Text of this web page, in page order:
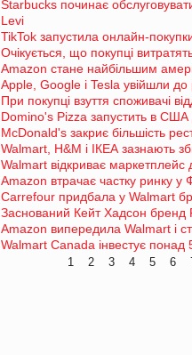
Starbucks починає
Levi
TikTok запустила онлайн-
Очікується, що покупці
Amazon стане найбільшим
Apple, Google і Tesla увійшли
При покупці взуття споживачі
Domino's Pizza запустить в
McDonald's закриє більшість
Walmart, H&M і ІКЕА зазнають
Walmart відкриває
Amazon втрачає частку ринку у
Carrefour придбала у Walmart
Заснований Кейт Хадсон бренд
Amazon випередила Walmart і
Walmart Canada інвестує понад
1 2 3 4 5 6